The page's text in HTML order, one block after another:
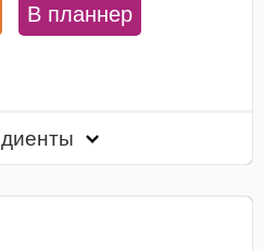
В планнер